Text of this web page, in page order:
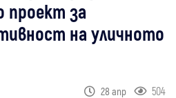
проект за
на уличното
28 апр 504